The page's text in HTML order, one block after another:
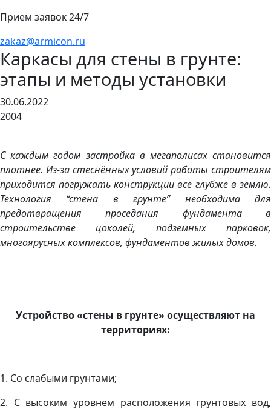
Прием заявок 24/7
zakaz@armicon.ru
Каркасы для стены в грунте:
этапы и методы установки
30.06.2022
2004
С каждым годом застройка в мегаполисах становится
плотнее. Из-за стеснённых условий работы строителям
приходится погружать конструкции всё глубже в землю.
Технология “стена в грунте” необходима для
предотвращения проседания фундамента в
строительстве цоколей, подземных парковок,
многоярусных комплексов, фундаментов жилых домов.
Устройство «стены в грунте» осуществляют на
территориях:
1. Со слабыми грунтами;
2. С высоким уровнем расположения грунтовых вод,